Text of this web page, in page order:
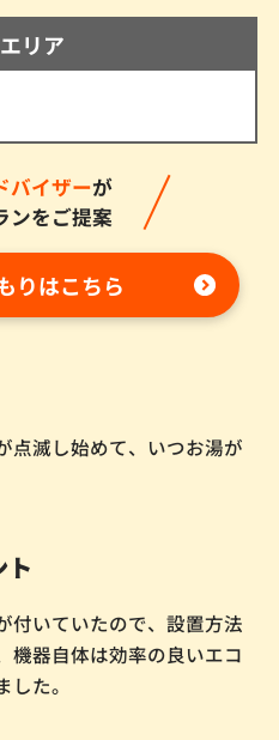
リア
バイザーが
ンをご提案
りはこちら
点滅し始めて、いつお湯が
ト
付いていたので、設置方法
機器自体は効率の良いエコ
た。